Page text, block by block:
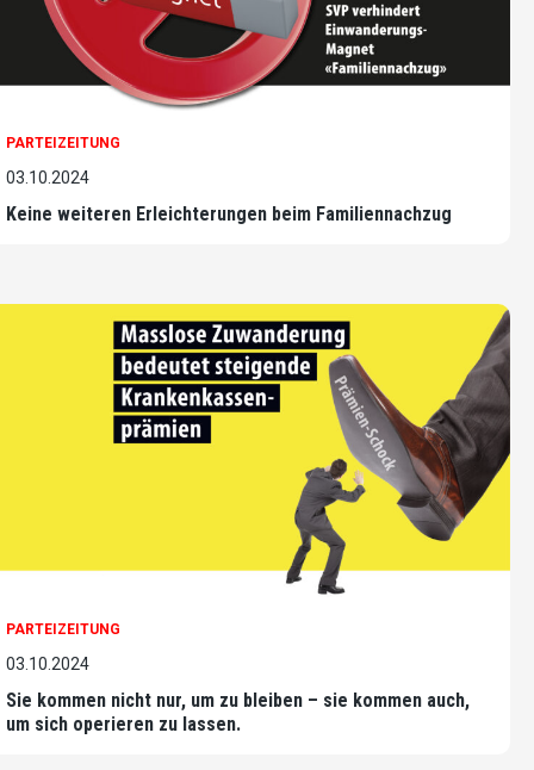
PARTEIZEITUNG
03.10.2024
Keine weiteren Erleichterungen beim Familiennachzug
PARTEIZEITUNG
03.10.2024
Sie kommen nicht nur, um zu bleiben – sie kommen auch,
um sich operieren zu lassen.